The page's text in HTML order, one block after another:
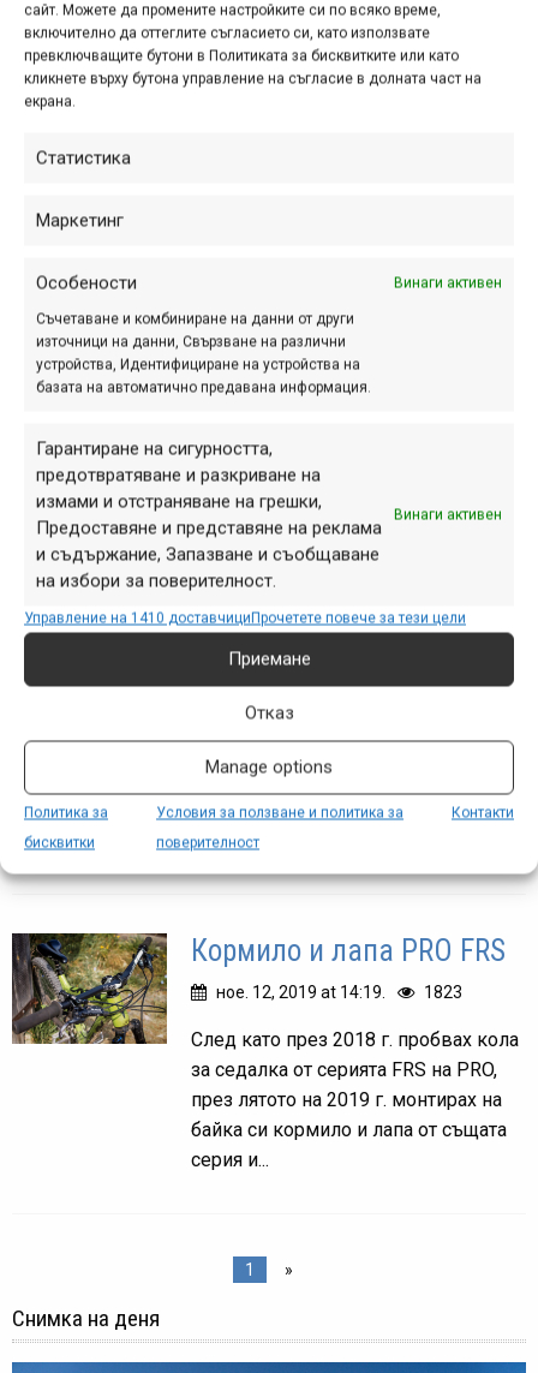
сайт. Можете да промените настройките си по всяко време,
включително да оттеглите съгласието си, като използвате
превключващите бутони в Политиката за бисквитките или като
кликнете върху бутона управление на съгласие в долната част на
екрана.
Статистика
Маркетинг
Особености Винаги активен
Съчетаване и комбиниране на данни от други
източници на данни, Свързване на различни
устройства, Идентифициране на устройства на
базата на автоматично предавана информация.
Гарантиране на сигурността,
предотвратяване и разкриване на
измами и отстраняване на грешки,
Предоставяне и представяне на реклама
и съдържание, Запазване и съобщаване
на избори за поверителност.
Винаги активен
Управление на 1410 доставчициПрочетете повече за тези цели
Приемане
Отказ
Manage options
Политика за
бисквитки
Условия за ползване и политика за
поверителност
Контакти
Наред с новата система за
Shimano представи и няколко
интересни продукта на дъщерната си
марка PRO. Сред тях е и първото в
байкове...
BG-Eurotrade – продуктова
презентация за 2020 г.
BG-Eurotrade са дистрибутор за
България на марките Shimano, Pro и
Lazer, така че когато правят
презентация за дилърите си, тя няма
как да не е интересна. На 9
декември в...
Кормило и лапа PRO FRS
ное. 12, 2019 at 14:19. 1823
След като през 2018 г. пробвах кола
за седалка от серията FRS на PRO,
през лятото на 2019 г. монтирах на
байка си кормило и лапа от същата
серия и...
1 »
Снимка на деня